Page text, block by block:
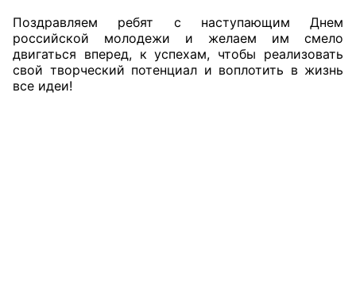
Доходы руководителя за 2024 г.
Поздравляем ребят с наступающим Днем
российской молодежи и желаем им смело
двигаться вперед, к успехам, чтобы реализовать
свой творческий потенциал и воплотить в жизнь
все идеи!